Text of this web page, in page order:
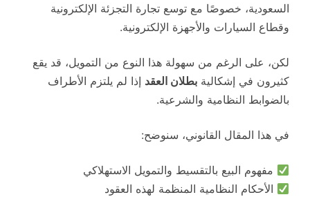
السعودية، خصوصًا مع توسع تجارة التجزئة الإلكترونية
وقطاع السيارات والأجهزة الإلكترونية.
لكن، على الرغم من سهولة هذا النوع من التمويل، قد يقع
كثيرون في إشكالية بطلان العقد إذا لم يلتزم الأطراف
بالضوابط النظامية والشرعية.
في هذا المقال القانوني، سنوضح:
مفهوم البيع بالتقسيط والتمويل الاستهلاكي
الأحكام النظامية المنظمة لهذه العقود